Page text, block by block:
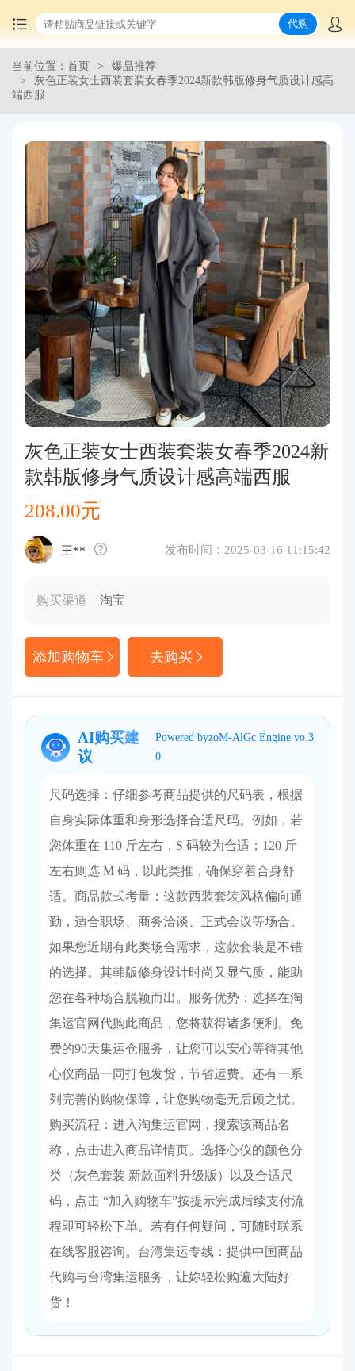
首页
集运服务
爆品推荐
查询运单
最新公告
物流资讯
代购问答
关于我们
代购
当前位置：首页
爆品推荐
灰色正装女士西装套装女春季2024新款韩版修身气质设计感高
端西服
灰色正装女士西装套装女春季2024新
款韩版修身气质设计感高端西服
208.00元
王** 发布时间：2025-03-16 11:15:42
购买渠道 淘宝
添加购物车 去购买
AI购买建
议
Powered byzoM-AlGc Engine vo.3
0
尺码选择：仔细参考商品提供的尺码表，根据
自身实际体重和身形选择合适尺码。例如，若
您体重在 110 斤左右，S 码较为合适；120 斤
左右则选 M 码，以此类推，确保穿着合身舒
适。​ 商品款式考量：这款西装套装风格偏向通
勤，适合职场、商务洽谈、正式会议等场合。
如果您近期有此类场合需求，这款套装是不错
的选择。其韩版修身设计时尚又显气质，能助
您在各种场合脱颖而出。​ 服务优势：选择在淘
集运官网代购此商品，您将获得诸多便利。免
费的90天集运仓服务，让您可以安心等待其他
心仪商品一同打包发货，节省运费。还有一系
列完善的购物保障，让您购物毫无后顾之忧。​
购买流程：进入淘集运官网，搜索该商品名
称，点击进入商品详情页。选择心仪的颜色分
类（灰色套装 新款面料升级版）以及合适尺
码，点击 “加入购物车”按提示完成后续支付流
程即可轻松下单。若有任何疑问，可随时联系
在线客服咨询。​台湾集运专线：提供中国商品
代购与台湾集运服务，让妳轻松购遍大陆好
货！